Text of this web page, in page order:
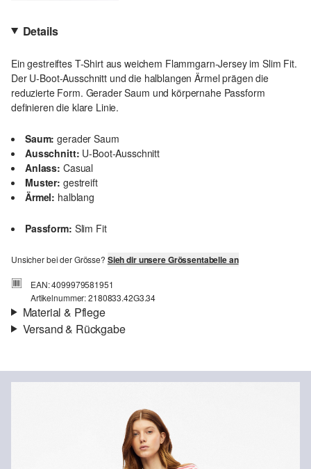
Details
Ein gestreiftes T-Shirt aus weichem Flammgarn-Jersey im Slim Fit.
Der U-Boot-Ausschnitt und die halblangen Ärmel prägen die
reduzierte Form. Gerader Saum und körpernahe Passform
definieren die klare Linie.
Saum: gerader Saum
Ausschnitt: U-Boot-Ausschnitt
Anlass: Casual
Muster: gestreift
Ärmel: halblang
Passform: Slim Fit
Unsicher bei der Grösse? Sieh dir unsere Grössentabelle an
EAN: 4099979581951
Artikelnummer: 2180833.42G3.34
Material & Pflege
Material: Baumwolle
Versand & Rückgabe
Deine Bestellung wird innerhalb von 4–5 Werktagen per SwissPost